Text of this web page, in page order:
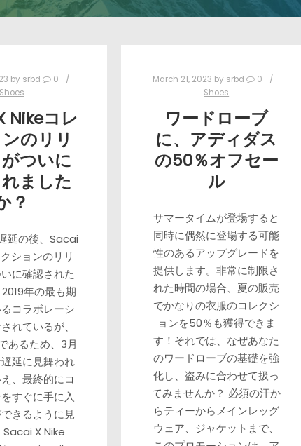
by srbd
0
Shoes
Nikeコレ
のリリ
ついに
ました
？
延の後、Sacai
ションのリリ
に確認された
年の最も期
コラボレーシ
れているが、
あるため、3月
延に見舞われ
、最終的にコ
すぐに手に入
きるように見
Sacai X Nike
March 21, 2023 by srbd
0
Shoes
ワードローブ
に、アディダス
の50％オフセー
ル
サマータイムが登場すると
同時に偶然に登場する可能
性のあるアップグレードを
提供します。非常に制限さ
れた時間の場合、夏の販売
でかなりの衣服のコレクシ
ョンを50％も獲得できま
す！それでは、なぜあなた
のワードローブの基礎を強
化し、盗みに合わせて扱っ
てみませんか？ 必須の汗か
らティーからメインレッグ
ウェア、ジャケットまで、